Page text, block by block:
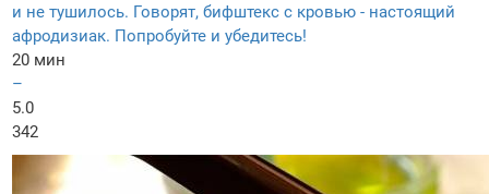
и не тушилось. Говорят, бифштекс с кровью - настоящий
афродизиак. Попробуйте и убедитесь!
20 мин
–
5.0
342